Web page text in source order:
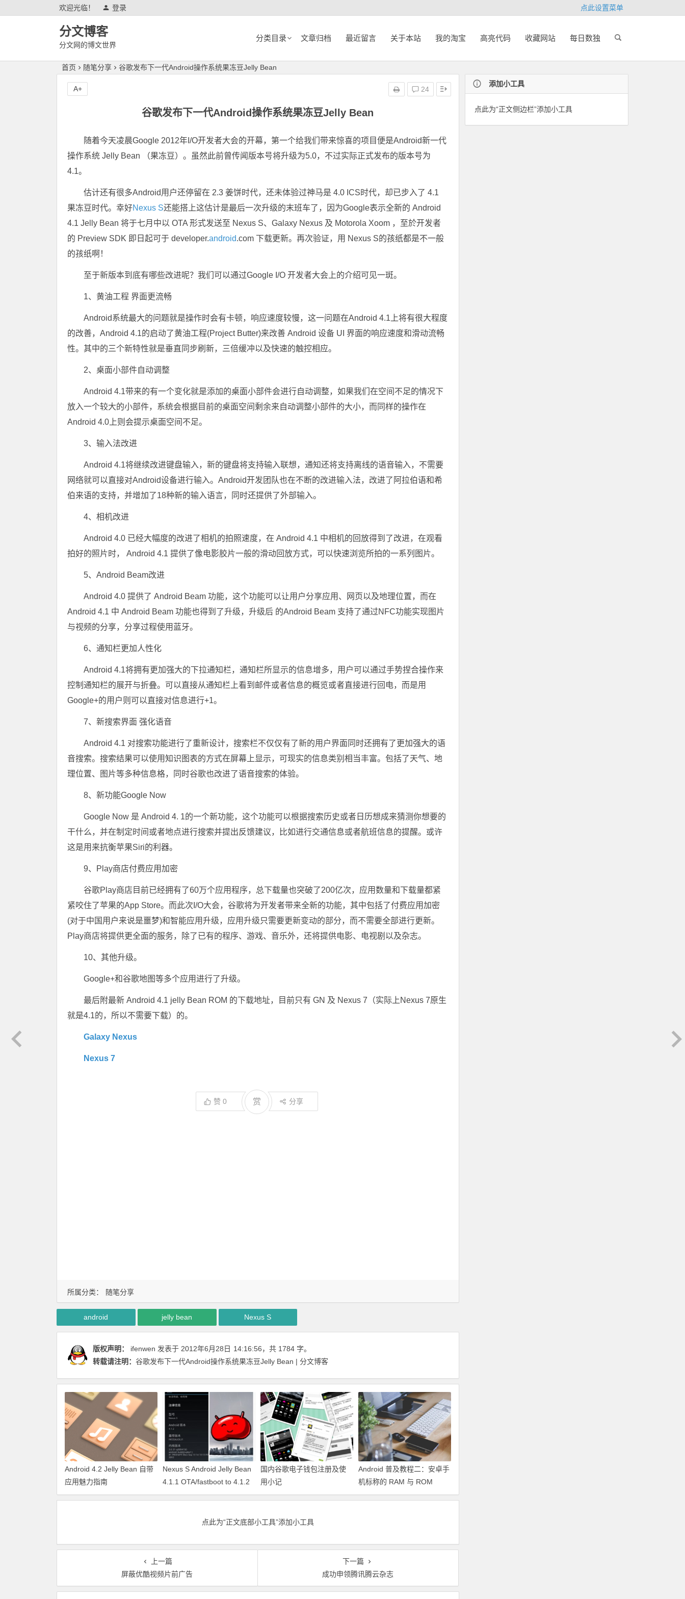
欢迎光临！ 登录 点此设置菜单
分文博客
分文网的博文世界
分类目录 文章归档 最近留言 关于本站 我的淘宝 高亮代码 收藏网站 每日数独
首页 随笔分享 谷歌发布下一代Android操作系统果冻豆Jelly Bean
谷歌发布下一代Android操作系统果冻豆Jelly Bean
24
A+
所属分类： 随笔分享
随着今天凌晨Google 2012年I/O开发者大会的开幕，第一个给我们带来惊喜的项目便是Android新一代
操作系统 Jelly Bean （果冻豆）。虽然此前曾传闻版本号将升级为5.0，不过实际正式发布的版本号为
4.1。
估计还有很多Android用户还停留在 2.3 姜饼时代，还未体验过神马是 4.0 ICS时代，却已步入了 4.1
果冻豆时代。幸好Nexus S还能搭上这估计是最后一次升级的末班车了，因为Google表示全新的 Android
4.1 Jelly Bean 将于七月中以 OTA 形式发送至 Nexus S、Galaxy Nexus 及 Motorola Xoom ，至於开发者
的 Preview SDK 即日起可于 developer.android.com 下载更新。再次验证，用 Nexus S的孩纸都是不一般
的孩纸啊！
至于新版本到底有哪些改进呢？我们可以通过Google I/O 开发者大会上的介绍可见一斑。
1、黄油工程 界面更流畅
Android系统最大的问题就是操作时会有卡顿，响应速度较慢，这一问题在Android 4.1上将有很大程度
的改善，Android 4.1的启动了黄油工程(Project Butter)来改善 Android 设备 UI 界面的响应速度和滑动流畅
性。其中的三个新特性就是垂直同步刷新，三倍缓冲以及快速的触控相应。
2、桌面小部件自动调整
Android 4.1带来的有一个变化就是添加的桌面小部件会进行自动调整，如果我们在空间不足的情况下
放入一个较大的小部件，系统会根据目前的桌面空间剩余来自动调整小部件的大小，而同样的操作在
Android 4.0上则会提示桌面空间不足。
3、输入法改进
Android 4.1将继续改进键盘输入，新的键盘将支持输入联想，通知还将支持离线的语音输入，不需要
网络就可以直接对Android设备进行输入。Android开发团队也在不断的改进输入法，改进了阿拉伯语和希
伯来语的支持，并增加了18种新的输入语言，同时还提供了外部输入。
4、相机改进
Android 4.0 已经大幅度的改进了相机的拍照速度，在 Android 4.1 中相机的回放得到了改进，在观看
拍好的照片时， Android 4.1 提供了像电影胶片一般的滑动回放方式，可以快速浏览所拍的一系列图片。
5、Android Beam改进
Android 4.0 提供了 Android Beam 功能，这个功能可以让用户分享应用、网页以及地理位置，而在
Android 4.1 中 Android Beam 功能也得到了升级，升级后 的Android Beam 支持了通过NFC功能实现图片
与视频的分享，分享过程使用蓝牙。
6、通知栏更加人性化
Android 4.1将拥有更加强大的下拉通知栏，通知栏所显示的信息增多，用户可以通过手势捏合操作来
控制通知栏的展开与折叠。可以直接从通知栏上看到邮件或者信息的概览或者直接进行回电，而是用
Google+的用户则可以直接对信息进行+1。
7、新搜索界面 强化语音
Android 4.1 对搜索功能进行了重新设计，搜索栏不仅仅有了新的用户界面同时还拥有了更加强大的语
音搜索。搜索结果可以使用知识图表的方式在屏幕上显示，可现实的信息类别相当丰富。包括了天气、地
理位置、图片等多种信息格，同时谷歌也改进了语音搜索的体验。
8、新功能Google Now
Google Now 是 Android 4. 1的一个新功能，这个功能可以根据搜索历史或者日历想成来猜测你想要的
干什么，并在制定时间或者地点进行搜索并提出反馈建议，比如进行交通信息或者航班信息的提醒。或许
这是用来抗衡苹果Siri的利器。
9、Play商店付费应用加密
谷歌Play商店目前已经拥有了60万个应用程序，总下载量也突破了200亿次，应用数量和下载量都紧
紧咬住了苹果的App Store。而此次I/O大会，谷歌将为开发者带来全新的功能，其中包括了付费应用加密
(对于中国用户来说是噩梦)和智能应用升级，应用升级只需要更新变动的部分，而不需要全部进行更新。
Play商店将提供更全面的服务，除了已有的程序、游戏、音乐外，还将提供电影、电视剧以及杂志。
10、其他升级。
Google+和谷歌地图等多个应用进行了升级。
最后附最新 Android 4.1 jelly Bean ROM 的下载地址，目前只有 GN 及 Nexus 7（实际上Nexus 7原生
就是4.1的，所以不需要下载）的。
Galaxy Nexus
Nexus 7
赞0 赏 分享
android jelly bean Nexus S
版权声明： ifenwen 发表于 2012年6月28日 14:16:56，共 1784 字。
转载请注明： 谷歌发布下一代Android操作系统果冻豆Jelly Bean | 分文博客
Android 4.2 Jelly Bean 自带
应用魅力指南
Nexus S Android Jelly Bean
4.1.1 OTA/fastboot to 4.1.2
国内谷歌电子钱包注册及使
用小记
Android 普及教程二：安卓手
机标称的 RAM 与 ROM
点此为“正文底部小工具”添加小工具
上一篇
屏蔽优酷视频片前广告
下一篇
成功申领腾讯腾云杂志
添加小工具
点此为“正文侧边栏”添加小工具